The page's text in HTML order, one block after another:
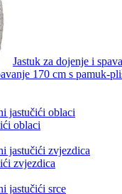
Jastuk za dojenje i
170 cm s pamuk-
jastučići oblaci
oblaci
jastučići zvjezdica
zvjezdica
jastučići srce